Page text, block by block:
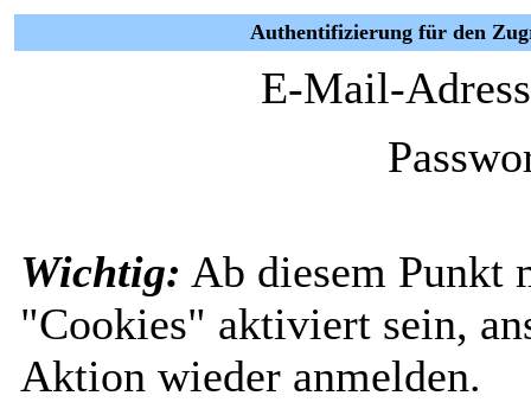
Authentifizierung für den
E-Mail-
Wichtig: Ab diesem Punkt
"Cookies" aktiviert sein,
Aktion wieder anmelden.